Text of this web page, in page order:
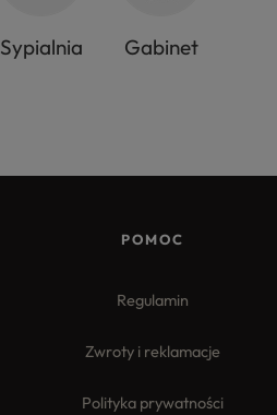
Sypialnia Gabinet
POMOC
Regulamin
Zwroty i reklamacje
Polityka prywatności